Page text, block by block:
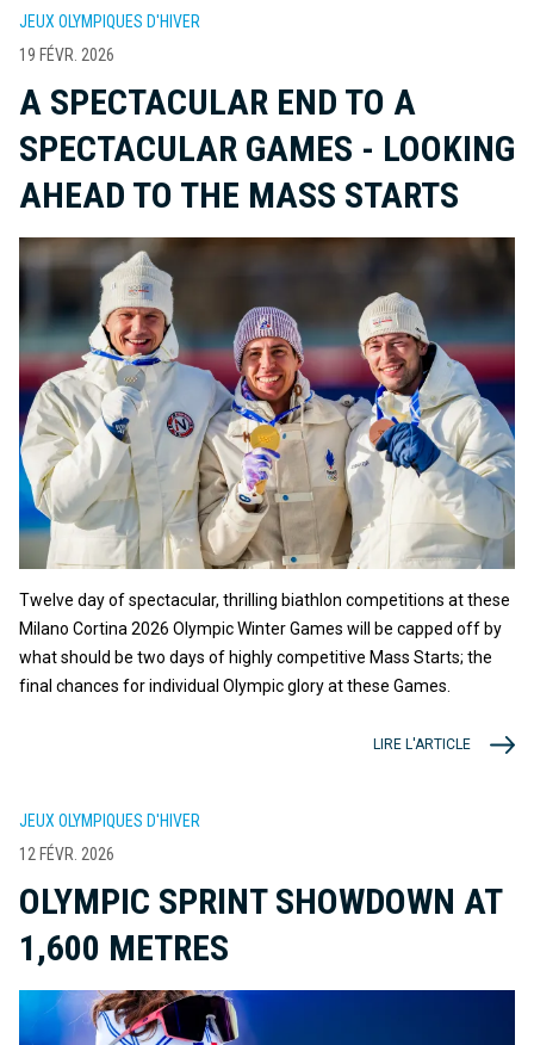
JEUX OLYMPIQUES D'HIVER
19 FÉVR. 2026
A SPECTACULAR END TO A
SPECTACULAR GAMES - LOOKING
AHEAD TO THE MASS STARTS
Twelve day of spectacular, thrilling biathlon competitions at these
Milano Cortina 2026 Olympic Winter Games will be capped off by
what should be two days of highly competitive Mass Starts; the
final chances for individual Olympic glory at these Games.
LIRE L'ARTICLE
JEUX OLYMPIQUES D'HIVER
12 FÉVR. 2026
OLYMPIC SPRINT SHOWDOWN AT
1,600 METRES